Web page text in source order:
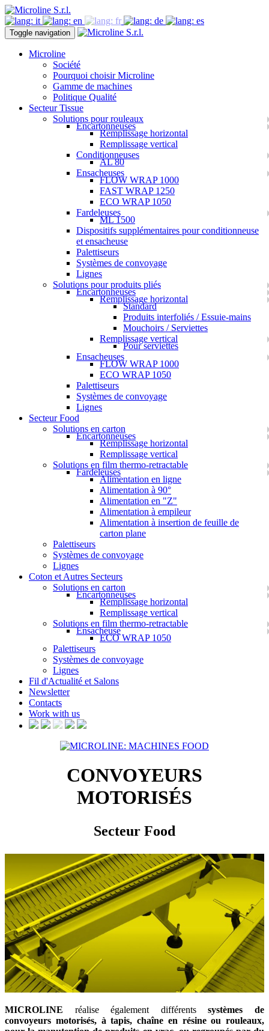
Toggle navigation
Microline
Société
Pourquoi choisir Microline
Gamme de machines
Politique Qualité
Secteur Tissue
Solutions pour rouleaux
Encartonneuses
Remplissage horizontal
Remplissage vertical
Conditionneuses
AL 80
Ensacheuses
FLOW WRAP 1000
FAST WRAP 1250
ECO WRAP 1050
Fardeleuses
ML 1500
Dispositifs supplémentaires pour conditionneuse
et ensacheuse
Palettiseurs
Systèmes de convoyage
Lignes
Solutions pour produits pliés
Encartonneuses
Remplissage horizontal
Standard
Produits interfoliés / Essuie-mains
Mouchoirs / Serviettes
Remplissage vertical
Pour serviettes
Ensacheuses
FLOW WRAP 1000
ECO WRAP 1050
Palettiseurs
Systèmes de convoyage
Lignes
Secteur Food
Solutions en carton
Encartonneuses
Remplissage horizontal
Remplissage vertical
Solutions en film thermo-retractable
Fardeleuses
Alimentation en ligne
Alimentation à 90°
Alimentation en "Z"
Alimentation à empileur
Alimentation à insertion de feuille de
carton plane
Palettiseurs
Systèmes de convoyage
Lignes
Coton et Autres Secteurs
Solutions en carton
Encartonneuses
Remplissage horizontal
Remplissage vertical
Solutions en film thermo-retractable
Ensacheuse
ECO WRAP 1050
Palettiseurs
Systèmes de convoyage
Lignes
Fil d'Actualité et Salons
Newsletter
Contacts
Work with us
CONVOYEURS
MOTORISÉS
Secteur Food
MICROLINE réalise également différentssystèmes de
convoyeurs motorisés, à tapis, chaîne en résine ou rouleaux,